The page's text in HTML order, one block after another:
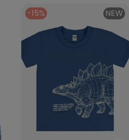
-15% NEW